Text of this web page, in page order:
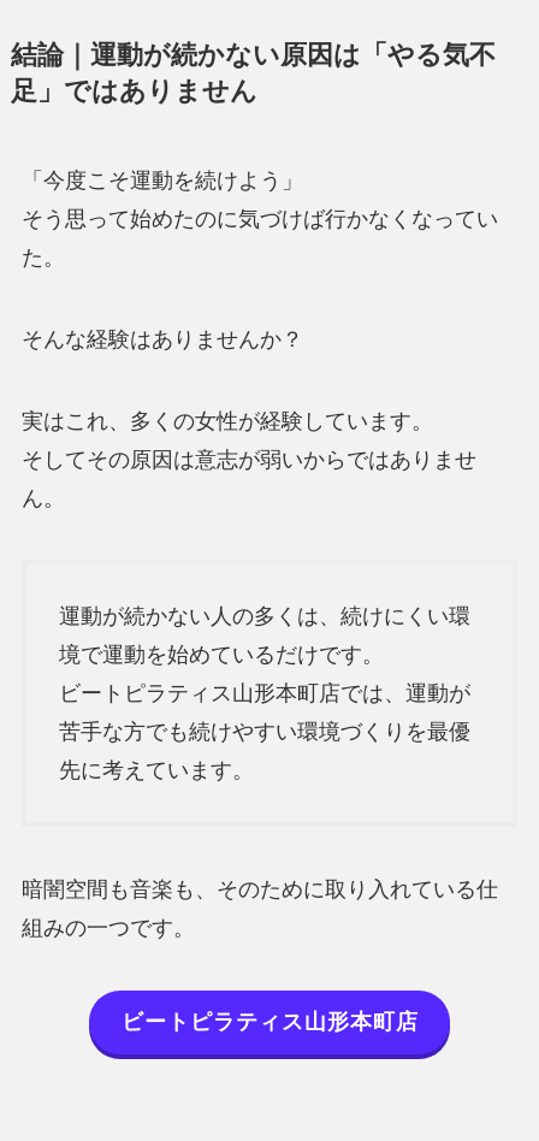
結論｜運動が続かない原因は「やる気不
足」ではありません
「今度こそ運動を続けよう」
そう思って始めたのに気づけば行かなくなってい
た。
そんな経験はありませんか？
実はこれ、多くの女性が経験しています。
そしてその原因は意志が弱いからではありませ
ん。
運動が続かない人の多くは、続けにくい環
境で運動を始めているだけです。
ビートピラティス山形本町店では、運動が
苦手な方でも続けやすい環境づくりを最優
先に考えています。
暗闇空間も音楽も、そのために取り入れている仕
組みの一つです。
ビートピラティス山形本町店